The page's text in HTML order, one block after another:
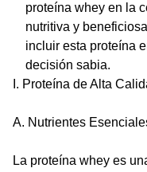
proteína whey en la
nutritiva y
incluir esta proteína
decisión sabia.
I. Proteína de Alta
A. Nutrientes
La proteína whey es